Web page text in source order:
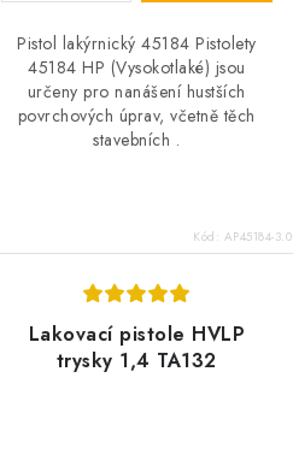
Pistol lakýrnický 45184 Pistolety
45184 HP (Vysokotlaké) jsou
určeny pro nanášení hustších
povrchových úprav, včetně těch
stavebních .
Kód: AP45184-3.0
Lakovací pistole HVLP
trysky 1,4 TA132